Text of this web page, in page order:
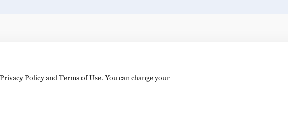
Policy and Terms of Use. You can change your